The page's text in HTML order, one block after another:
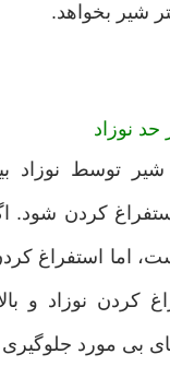
شیر بخواهد.
نوزاد
توسط نوزاد
کردن شود.
اما استفراغ
کردن نوزاد و
بی مورد جلوگیری